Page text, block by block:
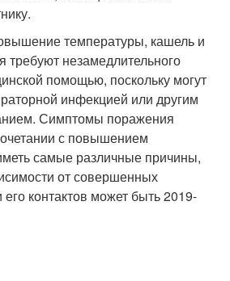
температуры, кашель и
требуют незамедлительного
помощью, поскольку могут
инфекцией или другим
Симптомы поражения
с повышением
самые различные причины,
от совершенных
контактов может быть 2019-